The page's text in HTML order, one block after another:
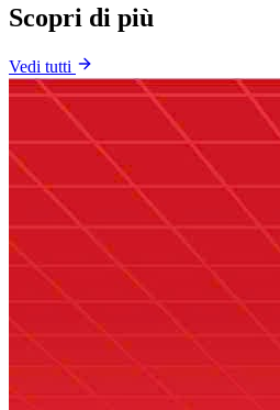
Scopri di più
Vedi tutti